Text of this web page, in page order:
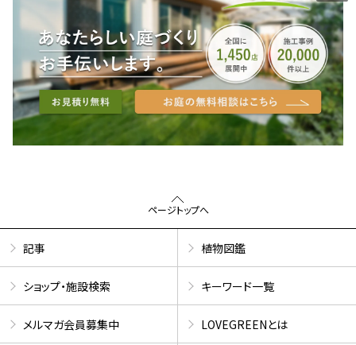
ページトップへ
記事 植物図鑑
ショップ・施設検索 キーワード一覧
メルマガ会員募集中 LOVEGREENとは